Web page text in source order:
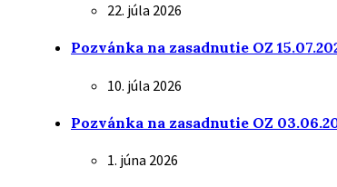
22. júla 2026
Pozvánka na zasadnutie OZ
10. júla 2026
Pozvánka na zasadnutie OZ
1. júna 2026